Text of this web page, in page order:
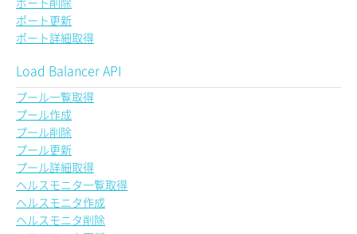
ポート更新
ポート詳細取得
Load Balancer API
プール一覧取得
プール作成
プール削除
プール更新
プール詳細取得
ヘルスモニタ一覧取得
ヘルスモニタ作成
ヘルスモニタ削除